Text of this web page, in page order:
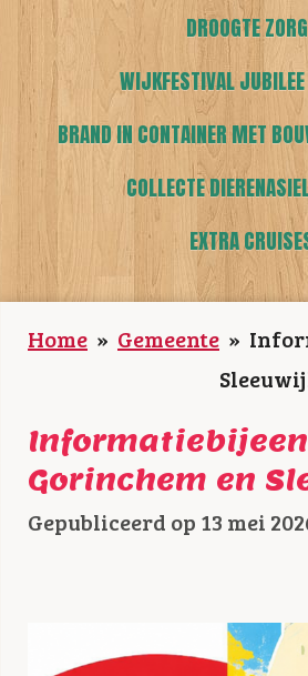
DROOGTE
WIJKFESTIVAL
BRAND IN CONTAINER MET
COLLECTE
EXTRA
Home » Gemeente »
Gorinchem en
Gepubliceerd op 13 mei